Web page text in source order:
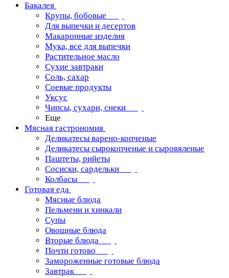
Бакалея
Крупы, бобовые
Для выпечки и десертов
Макаронные изделия
Мука, все для выпечки
Растительное масло
Сухие завтраки
Соль, сахар
Соевые продукты
Уксус
Чипсы, сухари, снеки
Еще
Мясная гастрономия
Деликатесы варено-копченые
Деликатесы сырокопченые и сыровяленые
Паштеты, рийеты
Сосиски, сардельки
Колбасы
Готовая еда
Мясные блюда
Пельмени и хинкали
Супы
Овощные блюда
Вторые блюда
Почти готово
Замороженные готовые блюда
Завтрак